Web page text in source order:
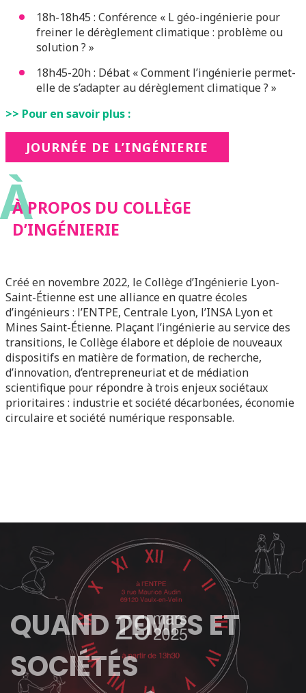
18h-18h45 : Conférence « L géo-ingénierie pour
freiner le dérèglement climatique : problème ou
solution ? »
18h45-20h : Débat « Comment l’ingénierie permet-
elle de s’adapter au dérèglement climatique ? »
>> Pour en savoir plus :
JOURNÉE DE L’INGÉNIERIE
À
À PROPOS DU COLLÈGE
D’INGÉNIERIE
Créé en novembre 2022, le Collège d’Ingénierie Lyon-
Saint-Étienne est une alliance en quatre écoles
d’ingénieurs : l’ENTPE, Centrale Lyon, l’INSA Lyon et
Mines Saint-Étienne. Plaçant l’ingénierie au service des
transitions, le Collège élabore et déploie de nouveaux
dispositifs en matière de formation, de recherche,
d’innovation, d’entrepreneuriat et de médiation
scientifique pour répondre à trois enjeux sociétaux
prioritaires : industrie et société décarbonées, économie
circulaire et société numérique responsable.
QUAND TEMPS ET
SOCIÉTÉS